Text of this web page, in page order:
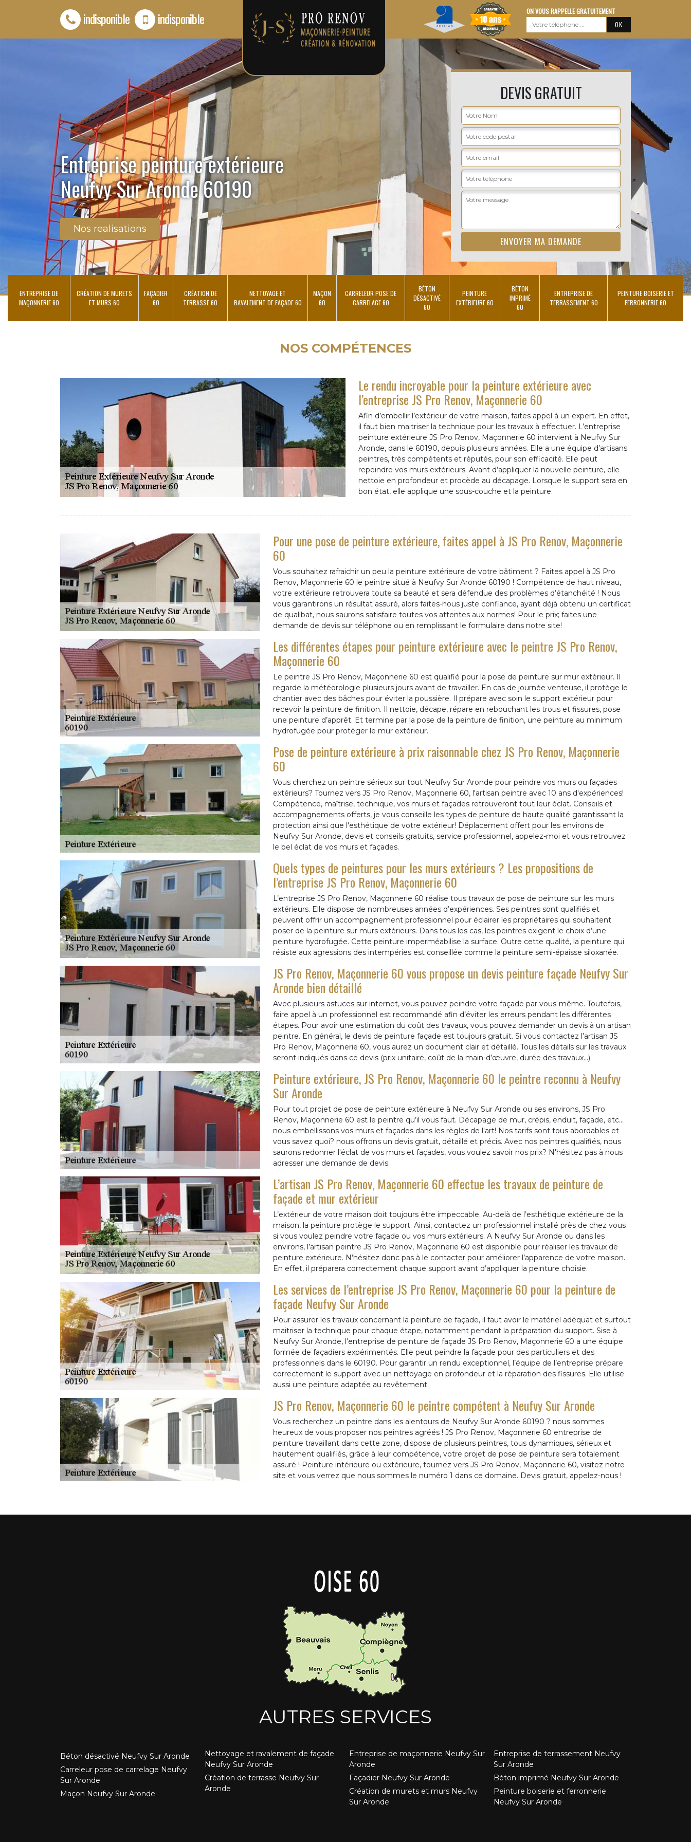
indisponible indisponible ON VOUS RAPPELLE GRATUITEMENT
Entreprise peinture extérieure
Neufvy Sur Aronde 60190
Nos realisations
DEVIS GRATUIT
ENTREPRISE DE
MAÇONNERIE 60
CRÉATION DE MURETS
ET MURS 60
FAÇADIER
60
CRÉATION DE
TERRASSE 60
NETTOYAGE ET
RAVALEMENT DE FAÇADE 60
MAÇON
60
CARRELEUR POSE DE
CARRELAGE 60
BÉTON
DÉSACTIVÉ
60
PEINTURE
EXTÉRIEURE 60
BÉTON
IMPRIMÉ
60
ENTREPRISE DE
TERRASSEMENT 60
PEINTURE BOISERIE ET
FERRONNERIE 60
NOS COMPÉTENCES
Le rendu incroyable pour la peinture extérieure avec
l’entreprise JS Pro Renov, Maçonnerie 60
Afin d’embellir l’extérieur de votre maison, faites appel à un expert. En effet,
il faut bien maitriser la technique pour les travaux à effectuer. L’entreprise
peinture extérieure JS Pro Renov, Maçonnerie 60 intervient à Neufvy Sur
Aronde, dans le 60190, depuis plusieurs années. Elle a une équipe d’artisans
peintres, très compétents et réputés, pour son efficacité. Elle peut
repeindre vos murs extérieurs. Avant d’appliquer la nouvelle peinture, elle
nettoie en profondeur et procède au décapage. Lorsque le support sera en
bon état, elle applique une sous-couche et la peinture.
Pour une pose de peinture extérieure, faites appel à JS Pro Renov, Maçonnerie
60
Vous souhaitez rafraichir un peu la peinture extérieure de votre bâtiment ? Faites appel à JS Pro
Renov, Maçonnerie 60 le peintre situé à Neufvy Sur Aronde 60190 ! Compétence de haut niveau,
votre extérieure retrouvera toute sa beauté et sera défendue des problèmes d’étanchéité ! Nous
vous garantirons un résultat assuré, alors faites-nous juste confiance, ayant déjà obtenu un certificat
de qualibat, nous saurons satisfaire toutes vos attentes aux normes! Pour le prix; faites une
demande de devis sur téléphone ou en remplissant le formulaire dans notre site!
Les différentes étapes pour peinture extérieure avec le peintre JS Pro Renov,
Maçonnerie 60
Le peintre JS Pro Renov, Maçonnerie 60 est qualifié pour la pose de peinture sur mur extérieur. Il
regarde la météorologie plusieurs jours avant de travailler. En cas de journée venteuse, il protège le
chantier avec des bâches pour éviter la poussière. Il prépare avec soin le support extérieur pour
recevoir la peinture de finition. Il nettoie, décape, répare en rebouchant les trous et fissures, pose
une peinture d’apprêt. Et termine par la pose de la peinture de finition, une peinture au minimum
hydrofugée pour protéger le mur extérieur.
Pose de peinture extérieure à prix raisonnable chez JS Pro Renov, Maçonnerie
60
Vous cherchez un peintre sérieux sur tout Neufvy Sur Aronde pour peindre vos murs ou façades
extérieurs? Tournez vers JS Pro Renov, Maçonnerie 60, l'artisan peintre avec 10 ans d'expériences!
Compétence, maîtrise, technique, vos murs et façades retrouveront tout leur éclat. Conseils et
accompagnements offerts, je vous conseille les types de peinture de haute qualité garantissant la
protection ainsi que l'esthétique de votre extérieur! Déplacement offert pour les environs de
Neufvy Sur Aronde, devis et conseils gratuits, service professionnel, appelez-moi et vous retrouvez
le bel éclat de vos murs et façades.
Quels types de peintures pour les murs extérieurs ? Les propositions de
l’entreprise JS Pro Renov, Maçonnerie 60
L’entreprise JS Pro Renov, Maçonnerie 60 réalise tous travaux de pose de peinture sur les murs
extérieurs. Elle dispose de nombreuses années d’expériences. Ses peintres sont qualifiés et
peuvent offrir un accompagnement professionnel pour éclairer les propriétaires qui souhaitent
poser de la peinture sur murs extérieurs. Dans tous les cas, les peintres exigent le choix d’une
peinture hydrofugée. Cette peinture imperméabilise la surface. Outre cette qualité, la peinture qui
résiste aux agressions des intempéries est conseillée comme la peinture semi-épaisse siloxanée.
JS Pro Renov, Maçonnerie 60 vous propose un devis peinture façade Neufvy Sur
Aronde bien détaillé
Avec plusieurs astuces sur internet, vous pouvez peindre votre façade par vous-même. Toutefois,
faire appel à un professionnel est recommandé afin d’éviter les erreurs pendant les différentes
étapes. Pour avoir une estimation du coût des travaux, vous pouvez demander un devis à un artisan
peintre. En général, le devis de peinture façade est toujours gratuit. Si vous contactez l’artisan JS
Pro Renov, Maçonnerie 60, vous aurez un document clair et détaillé. Tous les détails sur les travaux
seront indiqués dans ce devis (prix unitaire, coût de la main-d’œuvre, durée des travaux…).
Peinture extérieure, JS Pro Renov, Maçonnerie 60 le peintre reconnu à Neufvy
Sur Aronde
Pour tout projet de pose de peinture extérieure à Neufvy Sur Aronde ou ses environs, JS Pro
Renov, Maçonnerie 60 est le peintre qu’il vous faut. Décapage de mur, crépis, enduit, façade, etc...
nous embellissons vos murs et façades dans les règles de l'art! Nos tarifs sont tous abordables et
vous savez quoi? nous offrons un devis gratuit, détaillé et précis. Avec nos peintres qualifiés, nous
saurons redonner l'éclat de vos murs et façades, vous voulez savoir nos prix? N'hésitez pas à nous
adresser une demande de devis.
L’artisan JS Pro Renov, Maçonnerie 60 effectue les travaux de peinture de
façade et mur extérieur
L’extérieur de votre maison doit toujours être impeccable. Au-delà de l’esthétique extérieure de la
maison, la peinture protège le support. Ainsi, contactez un professionnel installé près de chez vous
si vous voulez peindre votre façade ou vos murs extérieurs. A Neufvy Sur Aronde ou dans les
environs, l’artisan peintre JS Pro Renov, Maçonnerie 60 est disponible pour réaliser les travaux de
peinture extérieure. N’hésitez donc pas à le contacter pour améliorer l’apparence de votre maison.
En effet, il préparera correctement chaque support avant d’appliquer la peinture choisie.
Les services de l’entreprise JS Pro Renov, Maçonnerie 60 pour la peinture de
façade Neufvy Sur Aronde
Pour assurer les travaux concernant la peinture de façade, il faut avoir le matériel adéquat et surtout
maitriser la technique pour chaque étape, notamment pendant la préparation du support. Sise à
Neufvy Sur Aronde, l’entreprise de peinture de façade JS Pro Renov, Maçonnerie 60 a une équipe
formée de façadiers expérimentés. Elle peut peindre la façade pour des particuliers et des
professionnels dans le 60190. Pour garantir un rendu exceptionnel, l’équipe de l’entreprise prépare
correctement le support avec un nettoyage en profondeur et la réparation des fissures. Elle utilise
aussi une peinture adaptée au revêtement.
JS Pro Renov, Maçonnerie 60 le peintre compétent à Neufvy Sur Aronde
Vous recherchez un peintre dans les alentours de Neufvy Sur Aronde 60190 ? nous sommes
heureux de vous proposer nos peintres agréés ! JS Pro Renov, Maçonnerie 60 entreprise de
peinture travaillant dans cette zone, dispose de plusieurs peintres, tous dynamiques, sérieux et
hautement qualifiés, grâce à leur compétence, votre projet de pose de peinture sera totalement
assuré ! Peinture intérieure ou extérieure, tournez vers JS Pro Renov, Maçonnerie 60, visitez notre
site et vous verrez que nous sommes le numéro 1 dans ce domaine. Devis gratuit, appelez-nous !
AUTRES SERVICES
Béton désactivé Neufvy Sur Aronde
Carreleur pose de carrelage Neufvy
Sur Aronde
Maçon Neufvy Sur Aronde
Nettoyage et ravalement de façade
Neufvy Sur Aronde
Création de terrasse Neufvy Sur
Aronde
Entreprise de maçonnerie Neufvy Sur
Aronde
Façadier Neufvy Sur Aronde
Création de murets et murs Neufvy
Sur Aronde
Entreprise de terrassement Neufvy
Sur Aronde
Béton imprimé Neufvy Sur Aronde
Peinture boiserie et ferronnerie
Neufvy Sur Aronde